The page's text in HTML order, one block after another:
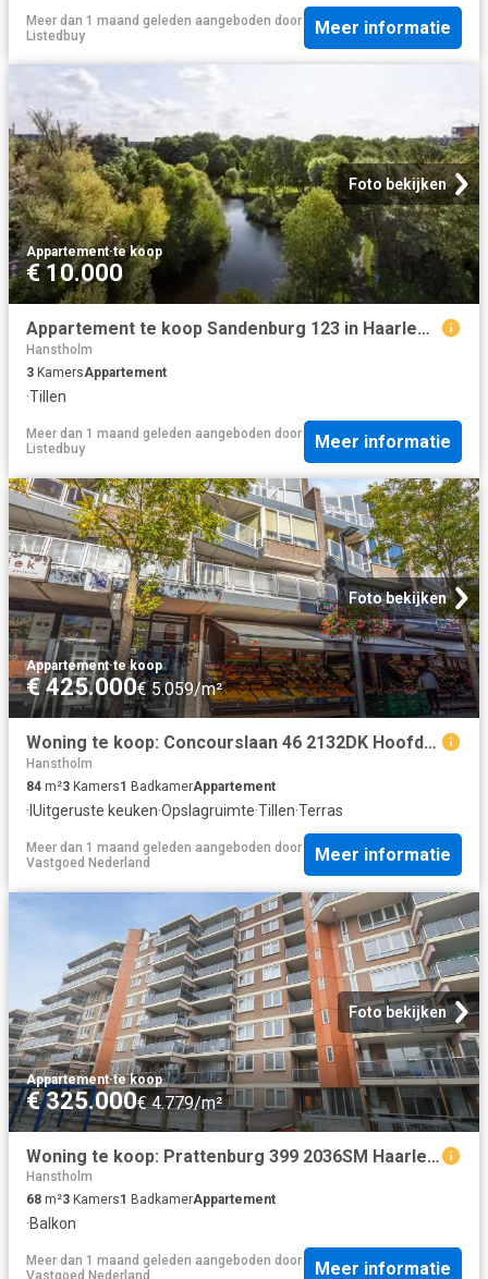
Meer dan 1 maand geleden aangeboden door
Listedbuy
Meer informatie
Foto bekijken
Appartement·te koop
€ 10.000
Appartement te koop Sandenburg 123 in Haarlem voor € 325.000
Hanstholm
3 KamersAppartement
·Tillen
Meer dan 1 maand geleden aangeboden door
Listedbuy
Meer informatie
Foto bekijken
Appartement·te koop
€ 425.000€ 5.059/m²
Woning te koop: Concourslaan 46 2132DK Hoofddorp Vastgoed Nederland
Hanstholm
84 m²3 Kamers1 BadkamerAppartement
· IUitgeruste keuken·Opslagruimte·Tillen·Terras
Meer dan 1 maand geleden aangeboden door
Vastgoed Nederland
Meer informatie
Foto bekijken
Appartement·te koop
€ 325.000€ 4.779/m²
Woning te koop: Prattenburg 399 2036SM Haarlem Vastgoed Nederland
Hanstholm
68 m²3 Kamers1 BadkamerAppartement
·Balkon
Meer dan 1 maand geleden aangeboden door
Meer informatie